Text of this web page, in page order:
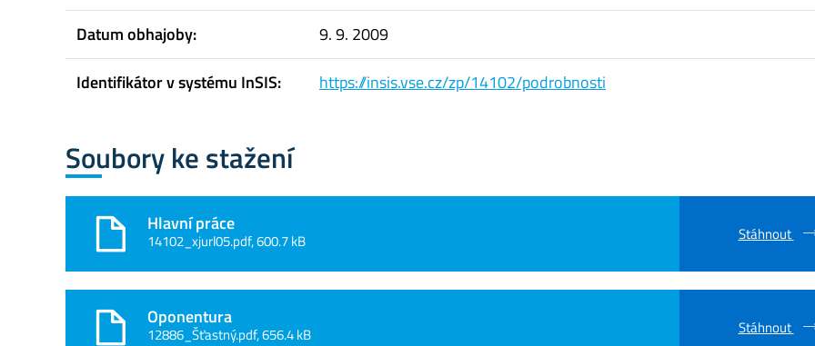
Datum obhajoby:
9. 9. 2009
Identifikátor v systému InSIS:
https://insis.vse.cz/zp/14102/podrobnosti
Soubory ke stažení
Hlavní práce
14102_xjurl05.pdf, 600.7 kB Stáhnout
Oponentura
12886_Šťastný.pdf, 656.4 kB Stáhnout